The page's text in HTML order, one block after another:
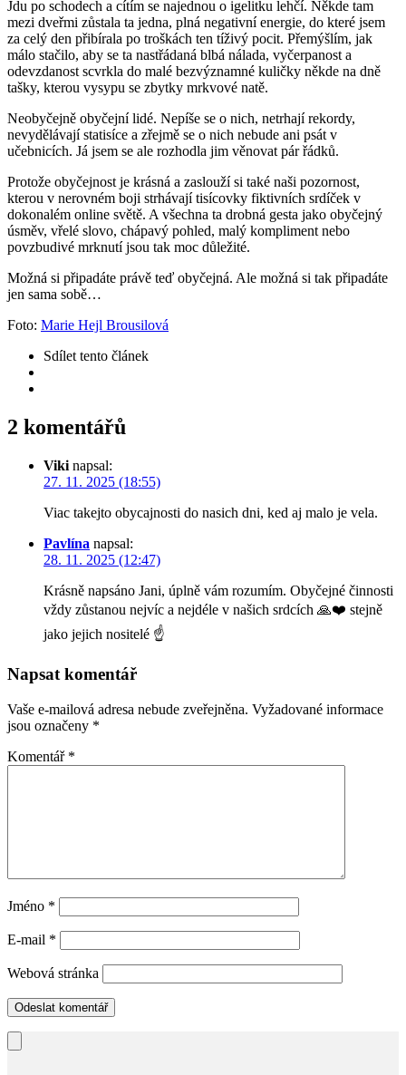
Jdu po schodech a cítím se najednou o igelitku lehčí. Někde tam
mezi dveřmi zůstala ta jedna, plná negativní energie, do které jsem
za celý den přibírala po troškách ten tíživý pocit. Přemýšlím, jak
málo stačilo, aby se ta nastřádaná blbá nálada, vyčerpanost a
odevzdanost scvrkla do malé bezvýznamné kuličky někde na dně
tašky, kterou vysypu se zbytky mrkvové natě.
Neobyčejně obyčejní lidé. Nepíše se o nich, netrhají rekordy,
nevydělávají statisíce a zřejmě se o nich nebude ani psát v
učebnicích. Já jsem se ale rozhodla jim věnovat pár řádků.
Protože obyčejnost je krásná a zaslouží si také naši pozornost,
kterou v nerovném boji strhávají tisícovky fiktivních srdíček v
dokonalém online světě. A všechna ta drobná gesta jako obyčejný
úsměv, vřelé slovo, chápavý pohled, malý kompliment nebo
povzbudivé mrknutí jsou tak moc důležité.
Možná si připadáte právě teď obyčejná. Ale možná si tak připadáte
jen sama sobě…
Foto: Marie Hejl Brousilová
Sdílet tento článek
2 komentářů
Viki napsal:
27. 11. 2025 (18:55)
Viac takejto obycajnosti do nasich dni, ked aj malo je vela.
Pavlína napsal:
28. 11. 2025 (12:47)
Krásně napsáno Jani, úplně vám rozumím. Obyčejné činnosti
vždy zůstanou nejvíc a nejdéle v našich srdcích 🙏❤️ stejně
jako jejich nositelé ☝️
Napsat komentář
Vaše e-mailová adresa nebude zveřejněna. Vyžadované informace
jsou označeny *
Komentář *
Jméno *
E-mail *
Webová stránka